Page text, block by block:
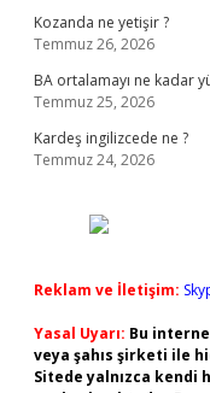
Kozanda ne yetişir ?
Temmuz 26, 2026
BA ortalamayı ne kadar
Temmuz 25, 2026
Kardeş ingilizcede ne ?
Temmuz 24, 2026
Reklam ve İletişim:
Yasal Uyarı: Bu
veya şahıs şirketi ile
Sitede yalnızca kendi